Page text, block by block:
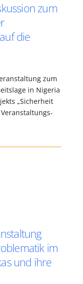
zum
die
zum
in Nigeria
„Sicherheit
im
und ihre